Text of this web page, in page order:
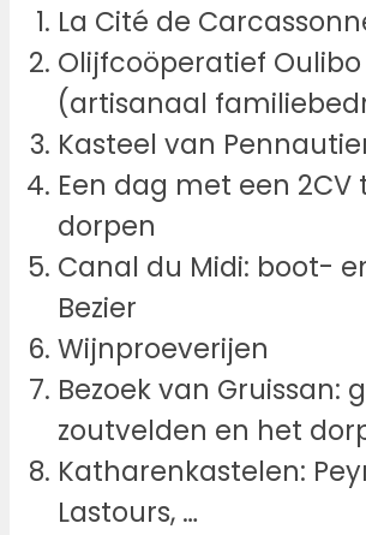
La Cité de
Olijfcoöperatief
(artisanaal
Kasteel van
Een dag met een
dorpen
Canal du Midi: boot-
Bezier
Wijnproeverijen
Bezoek van Gruissan:
zoutvelden en het
Katharenkastelen:
Lastours, …